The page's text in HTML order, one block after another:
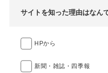
サイトを知った理由はなん
HPから
新聞・雑誌・四季報